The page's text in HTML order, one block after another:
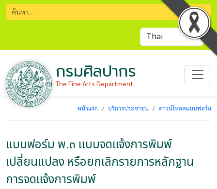
กรมศิลปากร
The Fine Arts Department
หน้าแรก บริการประชาชน ดาวน์โหลดแบบฟอร์ม
แบบฟอร์ม พ.๓ แบบจดแจ้งการพิมพ์
เปลี่ยนแปลง หรือยกเลิกรายการหลักฐาน
การจดแจ้งการพิมพ์